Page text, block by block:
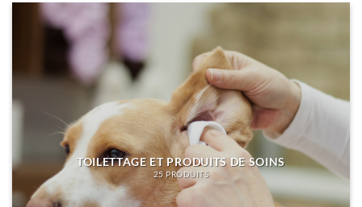
TOILETTAGE ET PRODUITS DE SOINS
25 PRODUITS